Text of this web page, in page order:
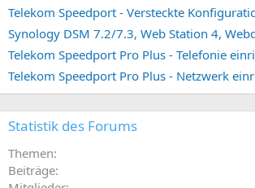
Telekom Speedport - Versteckte
Telekom Speedport Pro Plus - Telefonie
Telekom Speedport Pro Plus - Netzwerk
Statistik des Forums
Themen
Beiträge